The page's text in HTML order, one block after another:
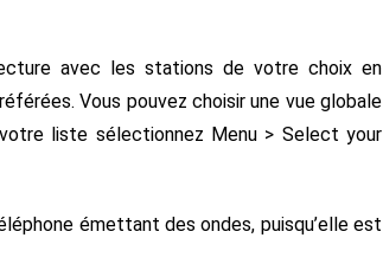
avec les stations de votre choix en
Vous pouvez choisir une vue globale
liste sélectionnez Menu > Select your
émettant des ondes, puisqu’elle est